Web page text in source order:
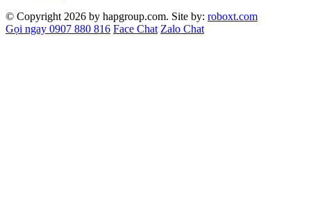
© Copyright 2026 by hapgroup.com. Site by: roboxt.com
Gọi ngay 0907 880 816 Face Chat Zalo Chat